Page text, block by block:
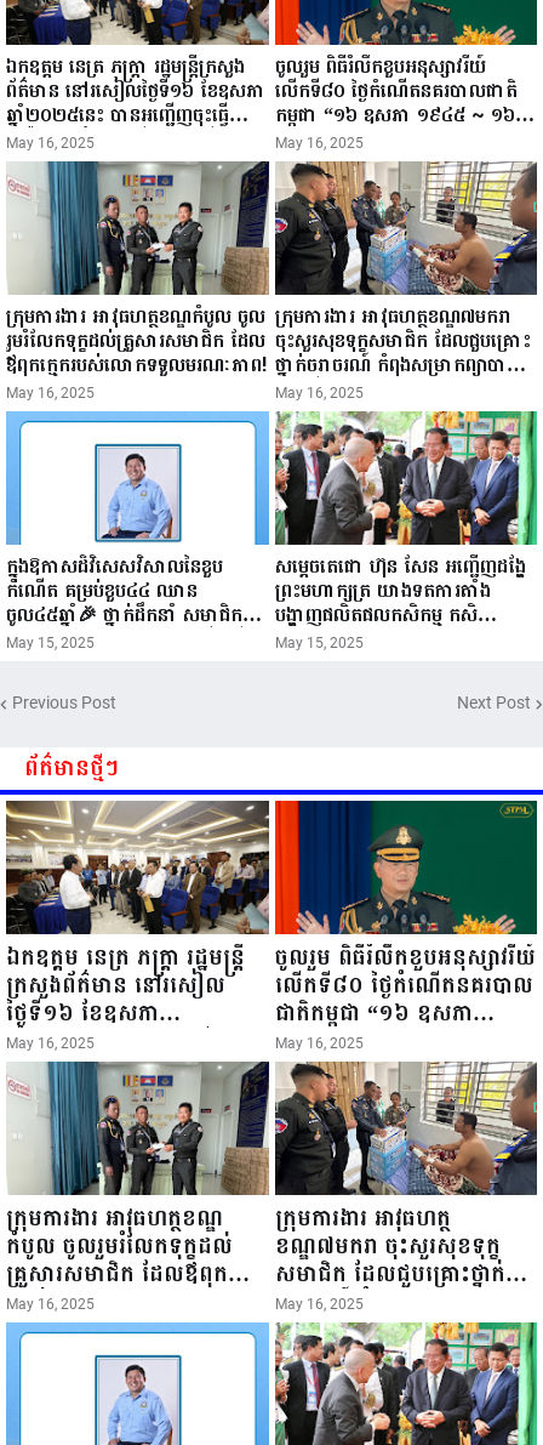
ឯកឧត្តម នេត្រ ភក្ត្រា រដ្ឋមន្ត្រីក្រសួង
ព័ត៌មាន នៅរសៀលថ្ងៃទី១៦ ខែឧសភា
ឆ្នាំ២០២៥នេះ បានអញ្ជើញចុះធ្វើ
ជំរឿនថ្នាក់ដឹកនាំមន្ត្រីរាជការស៉ីវិល នៃ
ក្រសួងព័ត៌មាន...
May 16, 2025
ចូលរួម ពិធីរំលឹកខួបអនុស្សាវរីយ៍
លើកទី៨០ ថ្ងៃកំណើតនគរបាលជាតិ
កម្ពុជា “១៦ ឧសភា ១៩៤៥ ~ ១៦
ឧសភា ២០២៥”...
May 16, 2025
ក្រុមការងារ អាវុធហត្ថខណ្ឌកំបូល ចូល
រួមរំលែកទុក្ខដល់គ្រួសារសមាជិក ដែល
ឪពុកក្មេករបស់លោកទទួលមរណៈភាព!
May 16, 2025
ក្រុមការងារ អាវុធហត្ថខណ្ឌ៧មករា
ចុះសួរសុខទុក្ខសមាជិក ដែលជួបគ្រោះ
ថ្នាក់ចរាចរណ៍ កំពុងសម្រាកព្យាបាល
នៅមន្ទីរពេទ្យ!
May 16, 2025
ក្នុងឱកាសដ៏វិសេសវិសាលនៃខួប
កំណើត គម្រប់ខួប៤៤ ឈាន
ចូល៤៥ឆ្នាំ🎉 ថ្នាក់ដឹកនាំ សមាជិក
សមាជិកា នៃក្រុមគ្រួសារកម្មវិធីអាជីវ
ជូនពរ ជូនចំពោះ ឯកឧត្តម សាយ
សំអាល់ ប្រធានសហភាពសហព័ន្ធ
បាននូវ សុខភាពល្អបរិបូរណ៍
កម្លាំងមាំមួន បញ្ញាញាណវាងវៃ
អាយុយឺនយូរ ...
May 15, 2025
សម្តេចតេជោ ហ៊ុន សែន អញ្ជើញដង្ហែ
ព្រះមហាក្សត្រ យាងទតការតាំង
បង្ហាញផលិតផលកសិកម្ម កសិ
ឧស្សាហកម្ម និងសិប្បកម្ម ក្នុងព្រះរាជ
May 15, 2025
Previous Post Next Post
ព័ត៌មានថ្មីៗ
ឯកឧត្តម នេត្រ ភក្ត្រា រដ្ឋមន្ត្រី
ក្រសួងព័ត៌មាន នៅរសៀល
ថ្ងៃទី១៦ ខែឧសភា
ឆ្នាំ២០២៥នេះ បានអញ្ជើញចុះ
ធ្វើជំរឿនថ្នាក់ដឹកនាំមន្ត្រីរាជ
ការស៉ីវិល នៃក្រសួងព័ត៌មាន...
May 16, 2025
ចូលរួម ពិធីរំលឹកខួបអនុស្សាវរីយ៍
លើកទី៨០ ថ្ងៃកំណើតនគរបាល
ជាតិកម្ពុជា “១៦ ឧសភា
១៩៤៥ ~ ១៦ ឧសភា
២០២៥”...
May 16, 2025
ក្រុមការងារ អាវុធហត្ថខណ្ឌ
កំបូល ចូលរួមរំលែកទុក្ខដល់
គ្រួសារសមាជិក ដែលឪពុកក្មេក
របស់លោកទទួលមរណៈភាព!
May 16, 2025
ក្រុមការងារ អាវុធហត្ថ
ខណ្ឌ៧មករា ចុះសួរសុខទុក្ខ
សមាជិក ដែលជួបគ្រោះថ្នាក់
ចរាចរណ៍ កំពុងសម្រាកព្យាបាល
នៅមន្ទីរពេទ្យ!
May 16, 2025